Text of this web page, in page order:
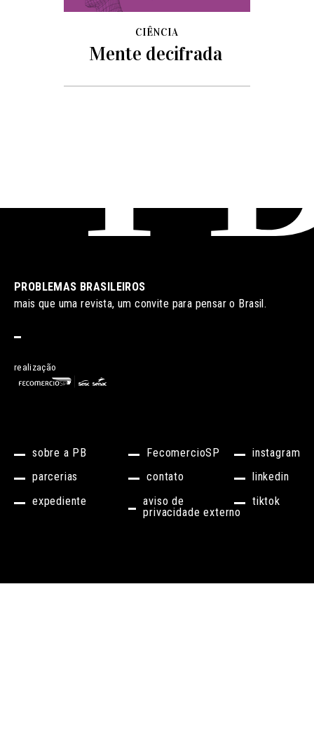
CIÊNCIA
Mente decifrada
sobre a PB
parcerias
expediente
FecomercioSP
contato
aviso de
privacidade externo
instagram
linkedin
tiktok
PROBLEMAS BRASILEIROS
mais que uma revista, um convite para pensar o Brasil.
realização